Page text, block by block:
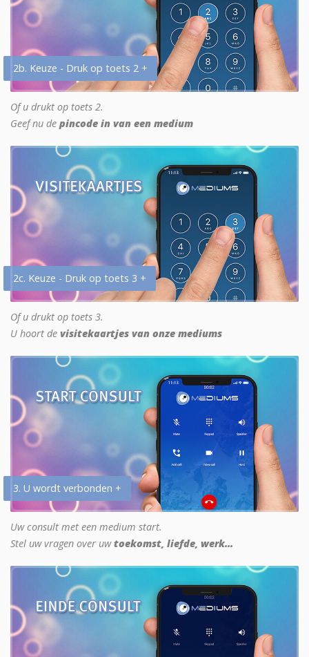
2b. Keuze - Druk op toets 2 +
Of u drukt op toets 2.
Geef nu de pincode in van een medium
2c. Keuze - Druk op toets 3 +
Of u drukt op toets 3.
U hoort de visitekaartjes van onze mediums
3. U wordt verbonden +
Uw consult met een medium start.
Stel uw vragen over uwtoekomst, liefde, werk...